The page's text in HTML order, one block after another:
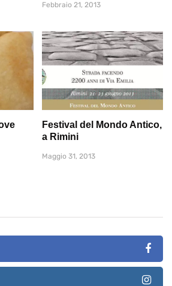
Febbraio 21, 2013
Festival del Mondo Antico,
a Rimini
Maggio 31, 2013